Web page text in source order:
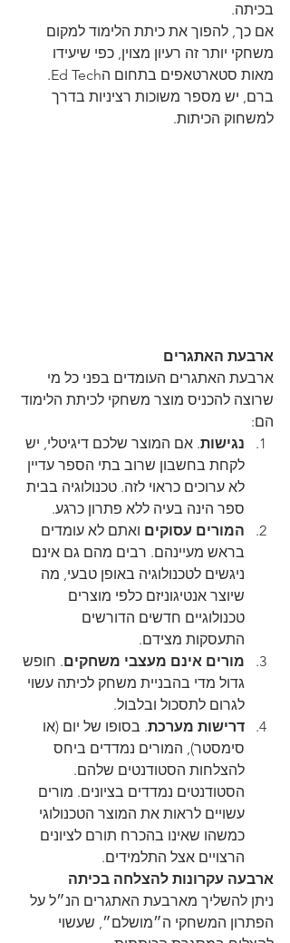
בכיתה.
אם כך, להפוך את כיתת הלימוד למקום
משחקי יותר זה רעיון מצוין, כפי שיעידו
מאות סטארטאפים בתחום הEd Tech.
ברם, יש מספר משוכות רציניות בדרך
למשחוק הכיתות.
ארבעת האתגרים
ארבעת האתגרים העומדים בפני כל מי
שרוצה להכניס מוצר משחקי לכיתת הלימוד
הם:
נגישות. אם המוצר שלכם דיגיטלי, יש
לקחת בחשבון שרוב בתי הספר עדיין
לא ערוכים כראוי לזה. טכנולוגיה בבית
ספר הינה בעיה ללא פתרון כרגע.
המורים עסוקים ואתם לא עומדים
בראש מעיינהם. רבים מהם גם אינם
ניגשים לטכנולוגיה באופן טבעי, מה
שיוצר אנטיגוניזם כלפי מוצרים
טכנולוגיים חדשים הדורשים
התעסקות מצידם.
מורים אינם מעצבי משחקים. חופש
גדול מדי בהבניית משחק לכיתה עשוי
לגרום לתסכול ובלבול.
דרישות מערכת. בסופו של יום (או
סימסטר), המורים נמדדים ביחס
להצלחות הסטודנטים שלהם.
הסטודנטים נמדדים בציונים. מורים
עשויים לראות את המוצר הטכנולוגי
כמשהו שאינו בהכרח תורם לציונים
הרצויים אצל התלמידים.
ארבעה עקרונות להצלחה בכיתה
ניתן להשליך מארבעת האתגרים הנ״ל על
הפתרון המשחקי ה״מושלם״, שעשוי